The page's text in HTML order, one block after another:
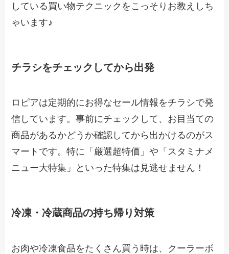
している買い物テクニックをこっそりお教えしち
ゃいます♪
チラシをチェックしてから出発
ロピアは定期的にお得なセール情報をチラシで発
信しています。事前にチェックして、お目当ての
商品があるかどうか確認してから出かけるのがス
マートです。特に「厳選超特価」や「スタミナメ
ニュー大特集」といった特集は見逃せません！
冷凍・冷蔵商品の持ち帰り対策
お肉や冷凍食品をたくさん買う時は、クーラーボ